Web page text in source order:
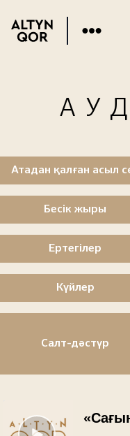
Атадан қалған асыл
Бесік жыры
Ертегілер
Күйлер
Салт-дәстүр